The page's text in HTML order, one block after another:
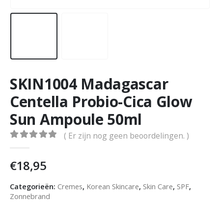
SKIN1004 Madagascar
Centella Probio-Cica Glow
Sun Ampoule 50ml
0out of 5
( Er zijn nog geen beoordelingen. )
€18,95
Categorieën: Cremes, Korean Skincare, Skin Care, SPF,
Zonnebrand